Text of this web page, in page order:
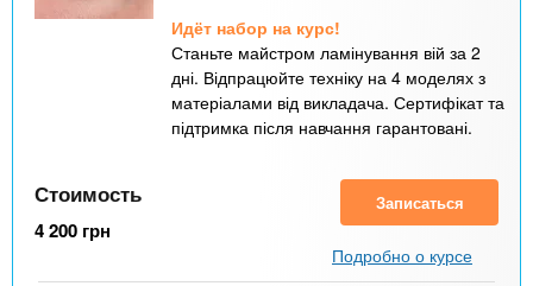
Идёт набор на курс!
Станьте майстром ламінування вій за 2
дні. Відпрацюйте техніку на 4 моделях з
матеріалами від викладача. Сертифікат та
підтримка після навчання гарантовані.
Стоимость
4 200 грн
Записаться
Подробно о курсе